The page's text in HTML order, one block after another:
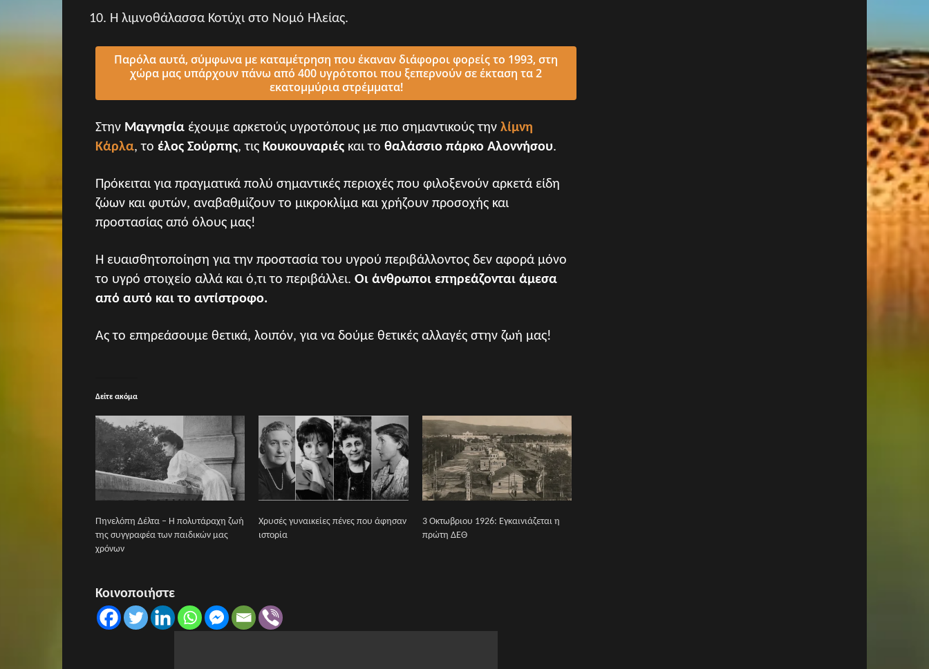
Η λιμνοθάλασσα Κοτύχι στο Νομό Ηλείας.
Παρόλα αυτά, σύμφωνα με καταμέτρηση που έκαναν διάφοροι φορείς το 1993, στη
χώρα μας υπάρχουν πάνω από 400 υγρότοποι που ξεπερνούν σε έκταση τα 2
εκατομμύρια στρέμματα!
Στην Μαγνησία έχουμε αρκετούς υγροτόπους με πιο σημαντικούς την λίμνη
Κάρλα, το έλος Σούρπης, τις Κουκουναριές και το θαλάσσιο πάρκο Αλοννήσου.
Πρόκειται για πραγματικά πολύ σημαντικές περιοχές που φιλοξενούν αρκετά είδη
ζώων και φυτών, αναβαθμίζουν το μικροκλίμα και χρήζουν προσοχής και
προστασίας από όλους μας!
Η ευαισθητοποίηση για την προστασία του υγρού περιβάλλοντος δεν αφορά μόνο
το υγρό στοιχείο αλλά και ό,τι το περιβάλλει. Οι άνθρωποι επηρεάζονται άμεσα
από αυτό και το αντίστροφο.
Ας το επηρεάσουμε θετικά, λοιπόν, για να δούμε θετικές αλλαγές στην ζωή μας!
Δείτε ακόμα
Πηνελόπη Δέλτα – Η πολυτάραχη ζωή
της συγγραφέα των παιδικών μας
χρόνων
Χρυσές γυναικείες πένες που άφησαν
ιστορία
3 Οκτωβριου 1926: Εγκαινιάζεται η
πρώτη ΔΕΘ
Κοινοποιήστε